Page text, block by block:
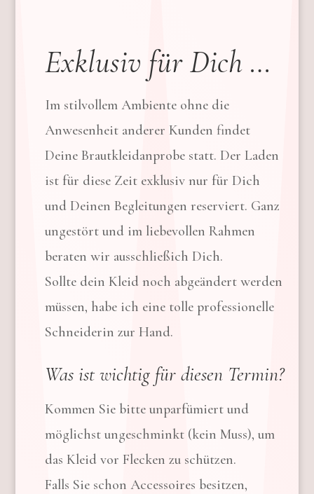
Exklusiv für Dich …
Im stilvollem Ambiente ohne die
Anwesenheit anderer Kunden findet
Deine Brautkleidanprobe statt. Der Laden
ist für diese Zeit exklusiv nur für Dich
und Deinen Begleitungen reserviert. Ganz
ungestört und im liebevollen Rahmen
beraten wir ausschließich Dich.
Sollte dein Kleid noch abgeändert werden
müssen, habe ich eine tolle professionelle
Schneiderin zur Hand.
Was ist wichtig für diesen Termin?
Kommen Sie bitte unparfümiert und
möglichst ungeschminkt (kein Muss), um
das Kleid vor Flecken zu schützen.
Falls Sie schon Accessoires besitzen,